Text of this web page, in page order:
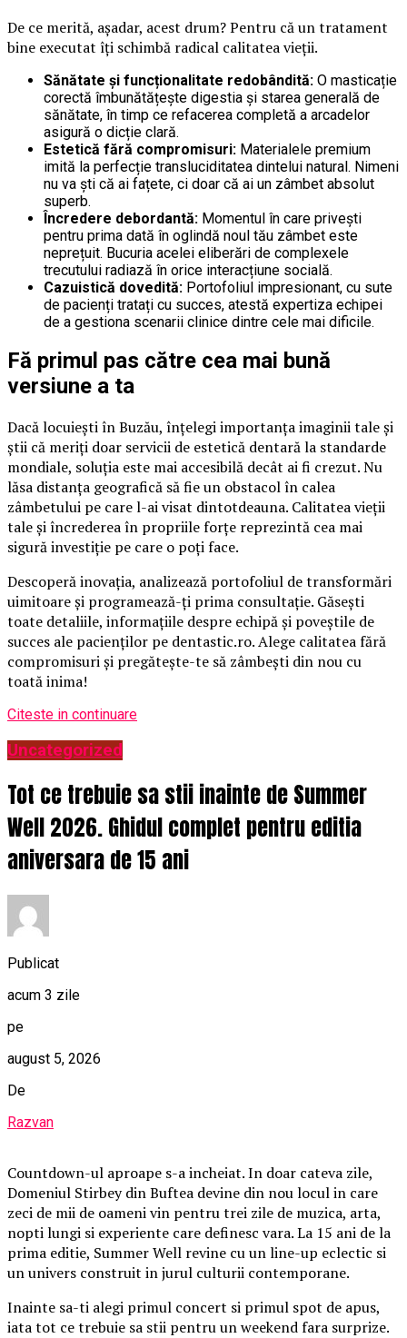
De ce merită, așadar, acest drum? Pentru că un tratament
bine executat îți schimbă radical calitatea vieții.
Sănătate și funcționalitate redobândită: O masticație
corectă îmbunătățește digestia și starea generală de
sănătate, în timp ce refacerea completă a arcadelor
asigură o dicție clară.
Estetică fără compromisuri: Materialele premium
imită la perfecție transluciditatea dintelui natural. Nimeni
nu va ști că ai fațete, ci doar că ai un zâmbet absolut
superb.
Încredere debordantă: Momentul în care privești
pentru prima dată în oglindă noul tău zâmbet este
neprețuit. Bucuria acelei eliberări de complexele
trecutului radiază în orice interacțiune socială.
Cazuistică dovedită: Portofoliul impresionant, cu sute
de pacienți tratați cu succes, atestă expertiza echipei
de a gestiona scenarii clinice dintre cele mai dificile.
Fă primul pas către cea mai bună
versiune a ta
Dacă locuiești în Buzău, înțelegi importanța imaginii tale și
știi că meriți doar servicii de estetică dentară la standarde
mondiale, soluția este mai accesibilă decât ai fi crezut. Nu
lăsa distanța geografică să fie un obstacol în calea
zâmbetului pe care l-ai visat dintotdeauna. Calitatea vieții
tale și încrederea în propriile forțe reprezintă cea mai
sigură investiție pe care o poți face.
Descoperă inovația, analizează portofoliul de transformări
uimitoare și programează-ți prima consultație. Găsești
toate detaliile, informațiile despre echipă și poveștile de
succes ale pacienților pe dentastic.ro. Alege calitatea fără
compromisuri și pregătește-te să zâmbești din nou cu
toată inima!
Citeste in continuare
Uncategorized
Tot ce trebuie sa stii inainte de Summer
Well 2026. Ghidul complet pentru editia
aniversara de 15 ani
Publicat
acum 3 zile
pe
august 5, 2026
De
Razvan
Countdown-ul aproape s-a incheiat. In doar cateva zile,
Domeniul Stirbey din Buftea devine din nou locul in care
zeci de mii de oameni vin pentru trei zile de muzica, arta,
nopti lungi si experiente care definesc vara. La 15 ani de la
prima editie, Summer Well revine cu un line-up eclectic si
un univers construit in jurul culturii contemporane.
Inainte sa-ti alegi primul concert si primul spot de apus,
iata tot ce trebuie sa stii pentru un weekend fara surprize.